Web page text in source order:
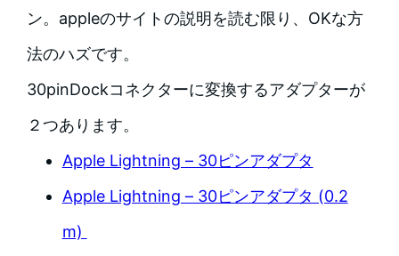
ン。appleのサイトの説明を読む限り、OKな方
法のハズです。
30pinDockコネクターに変換するアダプターが
２つあります。
Apple Lightning – 30ピンアダプタ
Apple Lightning – 30ピンアダプタ (0.2
m)